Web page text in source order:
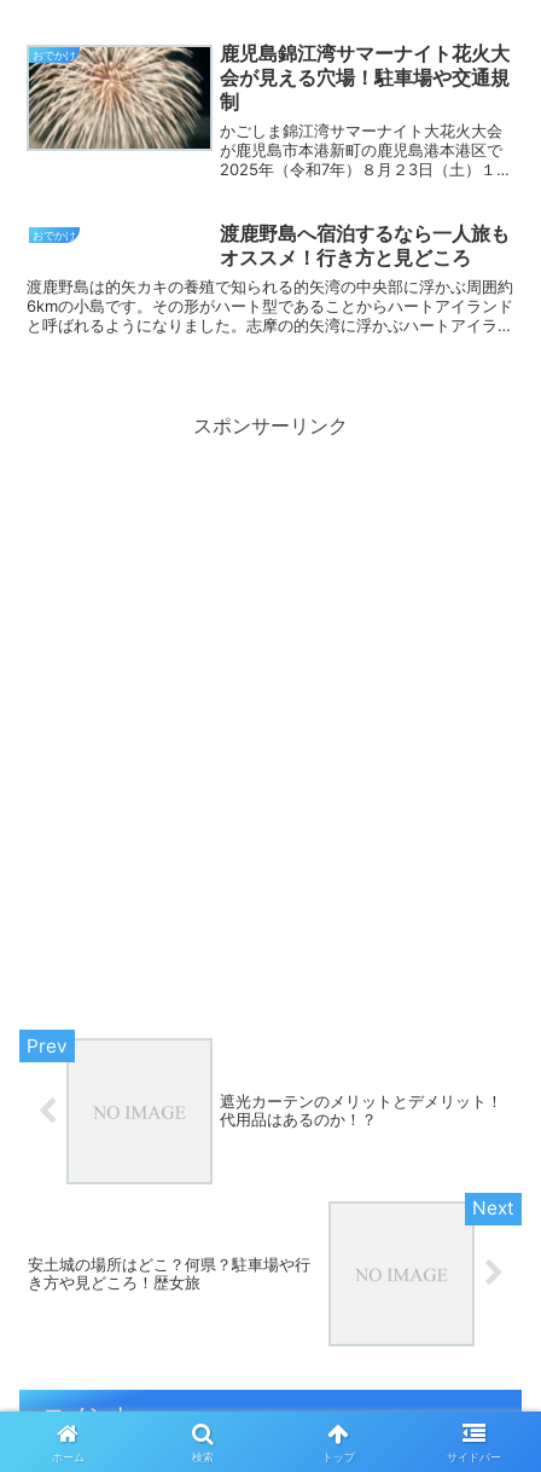
おでかけ
鹿児島錦江湾サマーナイト花火大
会が見える穴場！駐車場や交通規
制
かごしま錦江湾サマーナイト大花火大会
が鹿児島市本港新町の鹿児島港本港区で
2025年（令和7年）８月２3日（土）１
り混雑していましたので、蜜を避けたい
という方に、かごしま...
おでかけ
渡鹿野島へ宿泊するなら一人旅も
オススメ！行き方と見どころ
渡鹿野島は的矢カキの養殖で知られる的矢湾の中央部に浮かぶ周囲約
6kmの小島です。その形がハート型であることからハートアイランド
と呼ばれるようになりました。志摩の的矢湾に浮かぶハートアイラン
スポンサーリンク
遮光カーテンのメリットとデメリット！
代用品はあるのか！？
安土城の場所はどこ？何県？駐車場や行
き方や見どころ！歴女旅
コメント
ホーム 検索 トップ サイドバー